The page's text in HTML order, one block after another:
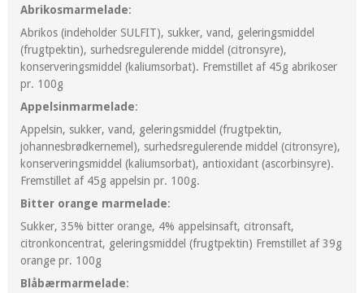
Abrikosmarmelade:
Abrikos (indeholder SULFIT), sukker, vand, geleringsmiddel
(frugtpektin), surhedsregulerende middel (citronsyre),
konserveringsmiddel (kaliumsorbat). Fremstillet af 45g abrikoser
pr. 100g
Appelsinmarmelade:
Appelsin, sukker, vand, geleringsmiddel (frugtpektin,
johannesbrødkernemel), surhedsregulerende middel (citronsyre),
konserveringsmiddel (kaliumsorbat), antioxidant (ascorbinsyre).
Fremstillet af 45g appelsin pr. 100g.
Bitter orange marmelade:
Sukker, 35% bitter orange, 4% appelsinsaft, citronsaft,
citronkoncentrat, geleringsmiddel (frugtpektin) Fremstillet af 39g
orange pr. 100g
Blåbærmarmelade: